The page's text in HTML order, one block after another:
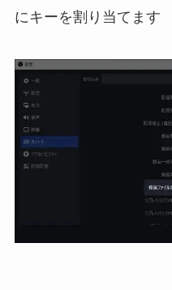
にキーを割り当てます